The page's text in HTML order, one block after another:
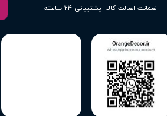
پشتیبانی ۲۴ ساعته ضمانت اصالت کالا